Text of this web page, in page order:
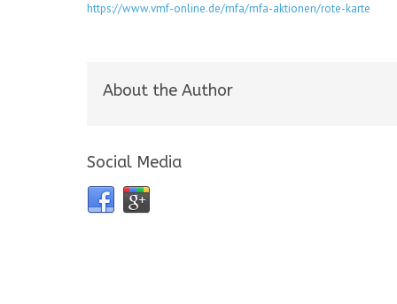
https://www.vmf-online.de/mfa/mfa-aktionen/rote-karte
About the Author
Social Media